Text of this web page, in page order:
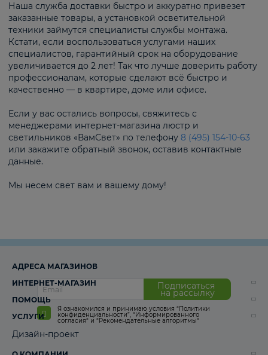
Наша служба доставки быстро и аккуратно привезет
заказанные товары, а установкой осветительной
техники займутся специалисты службы монтажа.
Кстати, если воспользоваться услугами наших
специалистов, гарантийный срок на оборудование
увеличивается до 2 лет! Так что лучше доверить работу
профессионалам, которые сделают всё быстро и
качественно — в квартире, доме или офисе.
Если у вас остались вопросы, свяжитесь с
менеджерами интернет-магазина люстр и
светильников «ВамСвет» по телефону 8 (495) 154-10-63
или закажите обратный звонок, оставив контактные
данные.
Мы несем свет вам и вашему дому!
Подписаться
на рассылку
Я ознакомился и принимаю условия “Политики
конфиденциальности”, “Информированного
согласия“ и “Рекомендательные алгоритмы“
АДРЕСА МАГАЗИНОВ
ИНТЕРНЕТ-МАГАЗИН
ПОМОЩЬ
УСЛУГИ
Дизайн-проект